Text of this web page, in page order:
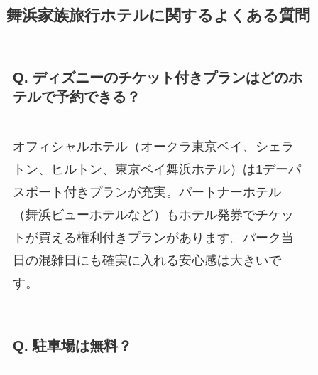
舞浜家族旅行ホテルに関するよくある質問
Q. ディズニーのチケット付きプランはどのホ
テルで予約できる？
オフィシャルホテル（オークラ東京ベイ、シェラ
トン、ヒルトン、東京ベイ舞浜ホテル）は1デーパ
スポート付きプランが充実。パートナーホテル
（舞浜ビューホテルなど）もホテル発券でチケッ
トが買える権利付きプランがあります。パーク当
日の混雑日にも確実に入れる安心感は大きいで
す。
Q. 駐車場は無料？